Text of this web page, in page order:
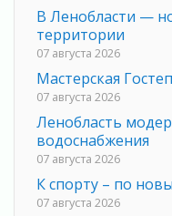
В Ленобласти —
территории
07 августа 2026
Мастерская
07 августа 2026
Ленобласть
водоснабжения
07 августа 2026
К спорту – по
07 августа 2026